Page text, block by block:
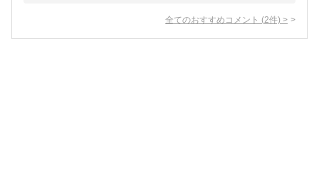
全てのおすすめコメント (2件) >